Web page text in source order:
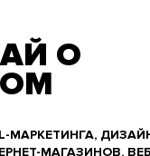
О
МАРКЕТИНГА,
МАГАЗИНОВ,